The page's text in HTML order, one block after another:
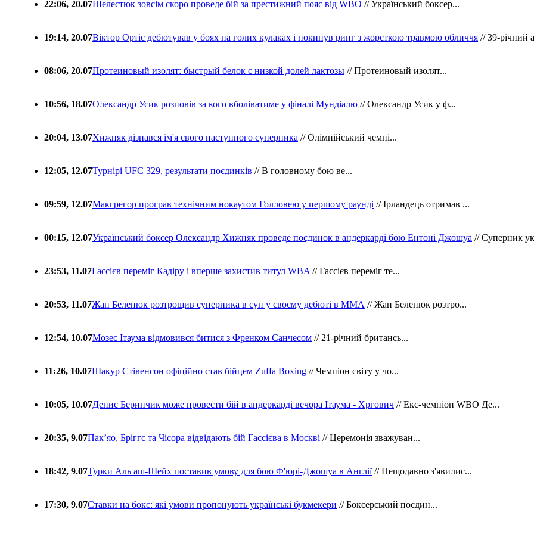
22:06, 20.07Шелестюк зовсім скоро проведе бій за престижний пояс від WBO // Український боксер...
19:14, 20.07Віктор Ортіс дебютував у боях на голих кулаках і покинув ринг з жорсткою травмою обличчя // 39-річний
08:06, 20.07Протеиновый изолят: быстрый белок с низкой долей лактозы // Протеиновый изолят...
10:56, 18.07Олександр Усик розповів за кого вболіватиме у фіналі Мундіалю // Олександр Усик у ф...
20:04, 13.07Хижняк дізнався ім'я свого наступного суперника // Олімпійський чемпі...
12:05, 12.07Турнірі UFC 329, результати поєдинків // В головному бою ве...
09:59, 12.07Макгрегор програв технічним нокаутом Голловею у першому раунді // Ірландець отримав ...
00:15, 12.07Український боксер Олександр Хижняк проведе поєдинок в андеркарді бою Ентоні Джошуа // Суперник
23:53, 11.07Гассієв переміг Кадіру і вперше захистив титул WBA // Гассієв переміг те...
20:53, 11.07Жан Беленюк розтрощив суперника в суп у своєму дебюті в ММА // Жан Беленюк розтро...
12:54, 10.07Мозес Ітаума відмовився битися з Френком Санчесом // 21-річний британсь...
11:26, 10.07Шакур Стівенсон офіційно став бійцем Zuffa Boxing // Чемпіон світу у чо...
10:05, 10.07Денис Беринчик може провести бій в андеркарді вечора Ітаума - Хргович // Екс-чемпіон WBO Де...
20:35, 9.07Пакʼяо, Бріггс та Чісора відвідають бій Гассієва в Москві // Церемонія зважуван...
18:42, 9.07Турки Аль аш-Шейх поставив умову для бою Ф'юрі-Джошуа в Англії// Нещодавно з'явилис...
17:30, 9.07Ставки на бокс: які умови пропонують українські букмекери // Боксерський поєдин...